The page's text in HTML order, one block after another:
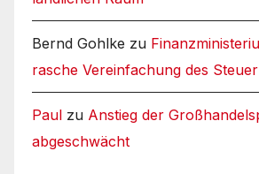
Bernd Gohlke zu
rasche Vereinfachung des
Paul zu Anstieg der
abgeschwächt